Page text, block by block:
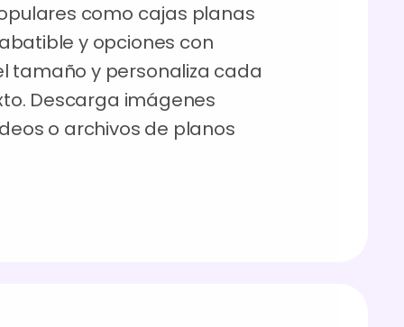
como cajas planas
y opciones con
tamaño y personaliza cada
Descarga imágenes
o archivos de planos